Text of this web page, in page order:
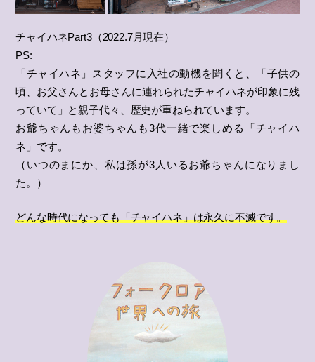
チャイハネPart3（2022.7月現在）
PS:
「チャイハネ」スタッフに入社の動機を聞くと、「子供の
頃、お父さんとお母さんに連れられたチャイハネが印象に残
っていて」と親子代々、歴史が重ねられています。
お爺ちゃんもお婆ちゃんも3代一緒で楽しめる「チャイハ
ネ」です。
（いつのまにか、私は孫が3人いるお爺ちゃんになりまし
た。）
どんな時代になっても「チャイハネ」は永久に不滅です。